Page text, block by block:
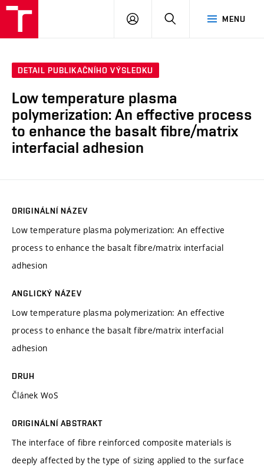
MENU
PŘIHLÁSIT
DETAIL PUBLIKAČNÍHO VÝSLEDKU
Low temperature plasma
polymerization: An effective process
to enhance the basalt fibre/matrix
interfacial adhesion
ORIGINÁLNÍ NÁZEV
Low temperature plasma polymerization: An effective
process to enhance the basalt fibre/matrix interfacial
adhesion
ANGLICKÝ NÁZEV
Low temperature plasma polymerization: An effective
process to enhance the basalt fibre/matrix interfacial
adhesion
DRUH
Článek WoS
ORIGINÁLNÍ ABSTRAKT
The interface of fibre reinforced composite materials is
deeply affected by the type of sizing applied to the surface